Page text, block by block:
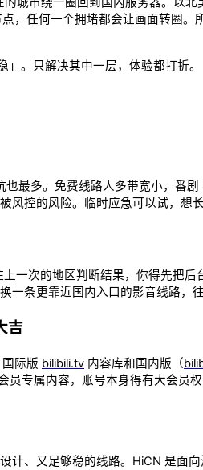
，任何一个拥堵都会让画面转圈
。只解决其中一层，体验都打折。
最多。免费线路人多带宽小，番
控的风险。临时应急可以试，想
一次的地区判断结果，你得先把
条更靠近国内入口的影音线路，
吉
际版 bilibili.tv 内容库和国内版（
专属内容，账号本身得有大会员权
计、又足够稳的线路。HiCN 是面